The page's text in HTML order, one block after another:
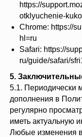
https://
otklyuchenie-
Chrome: https://
hl=ru
Safari: https://
ru/guide/safari/
5.
5.1. Периодически
дополнения в
регулярно
иметь актуальную
Любые изменения в